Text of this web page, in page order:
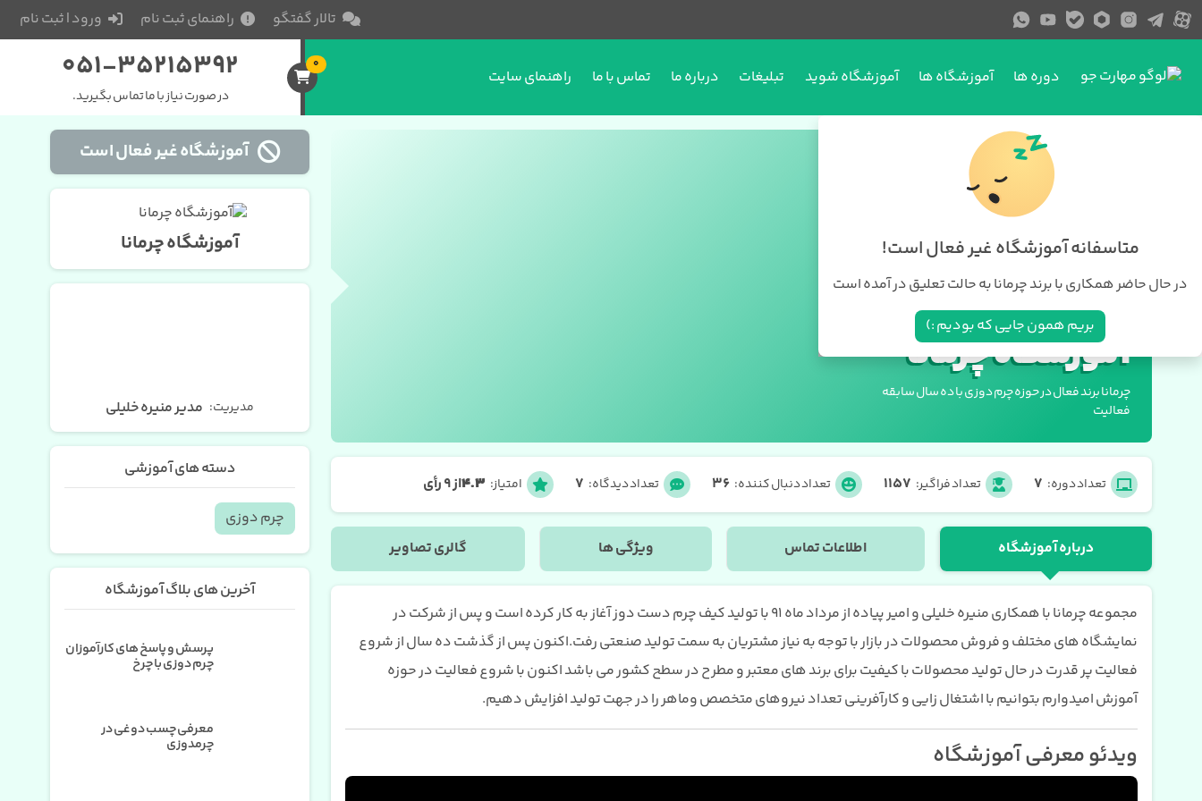
تالار گفتگو راهنمای ثبت نام ورود | ثبت نام
دوره ها آموزشگاه ها آموزشگاه شوید تبلیغات درباره ما تماس با ما راهنمای سایت
0
051-35215392
در صورت نیاز با ما تماس بگیرید.
متاسفانه آموزشگاه غیر فعال است!
در حال حاضر همکاری با برند چرمانا به حالت تعلیق در آمده است
بریم همون جایی که بودیم :)
آموزشگاه چرمانا
چرمانا برند فعال در حوزه چرم دوزی با ده سال سابقه
فعالیت
تعداد دوره: 7 تعداد فراگیر: 1157 تعداد دنبال کننده: 36 تعداد دیدگاه: 7 امتیاز: 4.3از 9 رأی
درباره آموزشگاه اطلاعات تماس ویژگی ها گالری تصاویر
مجموعه چرمانا با همکاری منیره خلیلی و امیر پیاده از مرداد ماه 91 با تولید کیف چرم دست دوز آغاز به کار کرده است و پس از شرکت در
نمایشگاه های مختلف و فروش محصولات در بازار با توجه به نیاز مشتریان به سمت تولید صنعتی رفت.اکنون پس از گذشت ده سال از شروع
فعالیت پر قدرت در حال تولید محصولات با کیفیت برای برند های معتبر و مطرح در سطح کشور می باشد اکنون با شروع فعالیت در حوزه
آموزش امیدوارم بتوانیم با اشتغال زایی و کارآفرینی تعداد نیروهای متخصص وماهر را در جهت تولید افزایش دهیم.
ویدئو معرفی آموزشگاه
آموزشگاه غیر فعال است
آموزشگاه چرمانا
مدیریت: مدیر منیره خلیلی
دسته های آموزشی
چرم دوزی
آخرین های بلاگ آموزشگاه
پرسش و پاسخ های کارآموزان
چرم دوزی با چرخ
معرفی چسب دوغی در
چرمدوزی